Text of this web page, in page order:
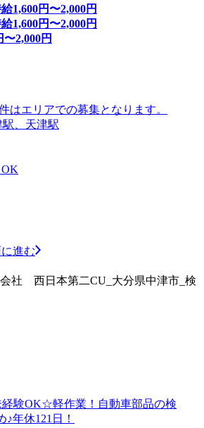
給1,600円〜2,000円
給1,600円〜2,000円
〜2,000円
はエリアでの募集となります。
、天津駅
進む
社 西日本第二CU_大分県中津市_検
経験OK☆軽作業！自動車部品の検
年休121日！